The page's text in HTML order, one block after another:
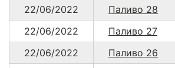
22/06/2022
Паливо 28
22/06/2022
Паливо 27
22/06/2022
Паливо 26